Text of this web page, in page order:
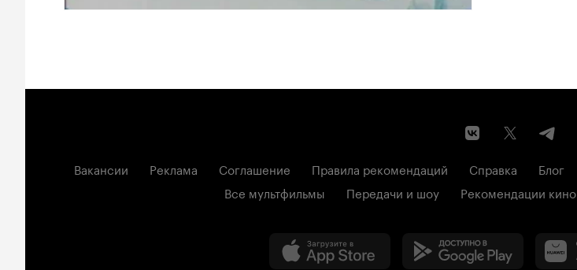
Вакансии Реклама Соглашение Правила рекомендаций Справка Блог
Все мультфильмы
Передачи и шоу Рекомендации кино